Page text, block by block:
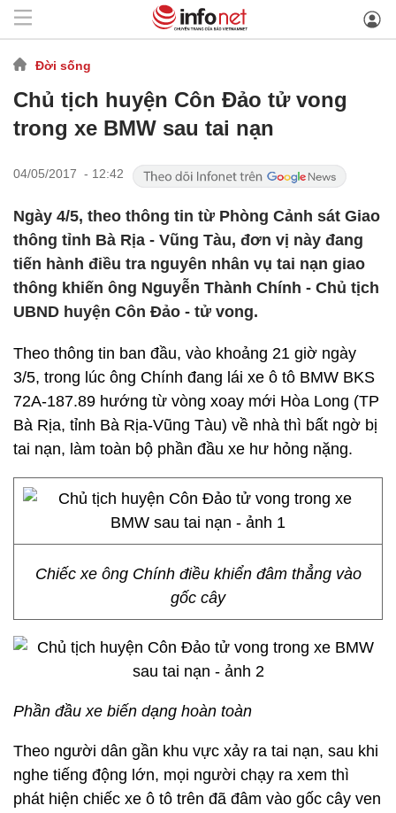
Đời sống
Chủ tịch huyện Côn Đảo tử vong
trong xe BMW sau tai nạn
04/05/2017 - 12:42
Ngày 4/5, theo thông tin từ Phòng Cảnh sát Giao
thông tỉnh Bà Rịa - Vũng Tàu, đơn vị này đang
tiến hành điều tra nguyên nhân vụ tai nạn giao
thông khiến ông Nguyễn Thành Chính - Chủ tịch
UBND huyện Côn Đảo - tử vong.
Theo thông tin ban đầu, vào khoảng 21 giờ ngày
3/5, trong lúc ông Chính đang lái xe ô tô BMW BKS
72A-187.89 hướng từ vòng xoay mới Hòa Long (TP
Bà Rịa, tỉnh Bà Rịa-Vũng Tàu) về nhà thì bất ngờ bị
tai nạn, làm toàn bộ phần đầu xe hư hỏng nặng.
Chiếc xe ông Chính điều khiển đâm thẳng vào
gốc cây
Phần đầu xe biến dạng hoàn toàn
Theo người dân gần khu vực xảy ra tai nạn, sau khi
nghe tiếng động lớn, mọi người chạy ra xem thì
phát hiện chiếc xe ô tô trên đã đâm vào gốc cây ven